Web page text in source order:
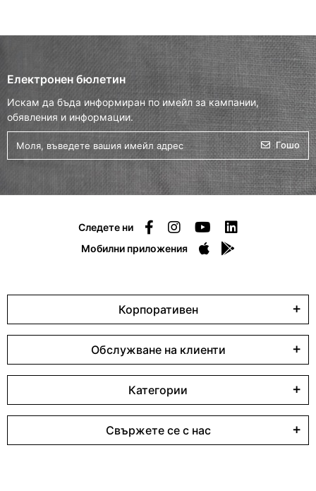
Електронен бюлетин
Искам да бъда информиран по имейл за кампании,
обявления и информации.
Гошо
Следете ни
Мобилни приложения
Корпоративен
Обслужване на клиенти
Категории
Свържете се с нас